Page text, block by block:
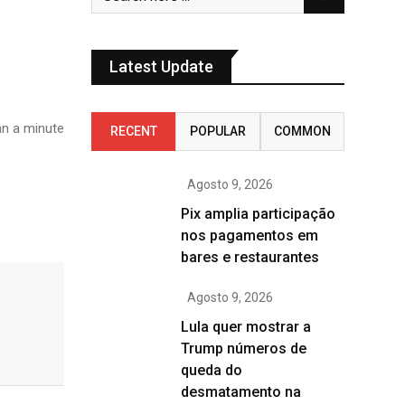
a minute
Latest Update
RECENT POPULAR COMMON
Agosto 9, 2026
Pix amplia participação
nos pagamentos em
bares e restaurantes
Agosto 9, 2026
Lula quer mostrar a
Trump números de
queda do
desmatamento na